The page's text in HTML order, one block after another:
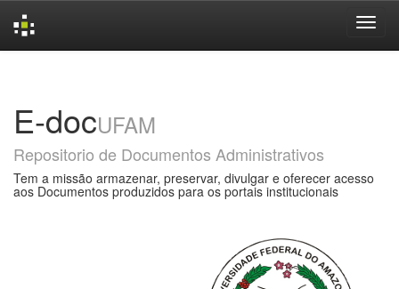
E-docUFAM
Repositorio de Documentos Administrativos
Tem a missão armazenar, preservar, divulgar e oferecer acesso
aos Documentos produzidos para os portais institucionais